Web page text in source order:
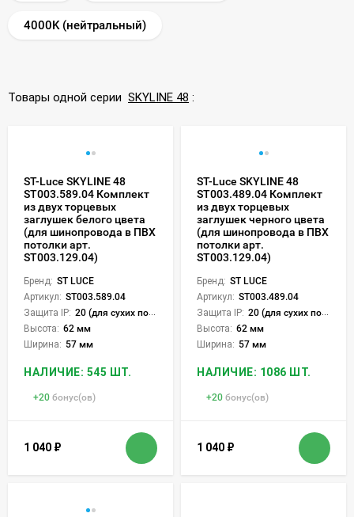
4000K (нейтральный)
Товары одной серии SKYLINE 48 :
ST-Luce SKYLINE 48
ST003.589.04 Комплект
из двух торцевых
заглушек белого цвета
(для шинопровода в ПВХ
потолки арт.
ST003.129.04)
Бренд: ST LUCE
Артикул: ST003.589.04
Защита IP: 20 (для сухих пом.)
Высота: 62 мм
Ширина: 57 мм
НАЛИЧИЕ: 545 ШТ.
+20 бонус(ов)
1 040 ₽
ST-Luce SKYLINE 48
ST003.489.04 Комплект
из двух торцевых
заглушек черного цвета
(для шинопровода в ПВХ
потолки арт.
ST003.129.04)
Бренд: ST LUCE
Артикул: ST003.489.04
Защита IP: 20 (для сухих пом.)
Высота: 62 мм
Ширина: 57 мм
НАЛИЧИЕ: 1086 ШТ.
+20 бонус(ов)
1 040 ₽